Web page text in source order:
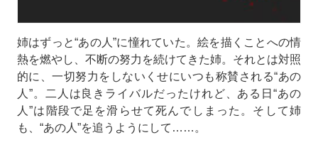
姉はずっと“あの人”に憧れていた。絵を描くことへの情
熱を燃やし、不断の努力を続けてきた姉。それとは対照
的に、一切努力をしないくせにいつも称賛される“あの
人”。二人は良きライバルだったけれど、ある日“あの
人”は階段で足を滑らせて死んでしまった。そして姉
も、“あの人”を追うようにして……。